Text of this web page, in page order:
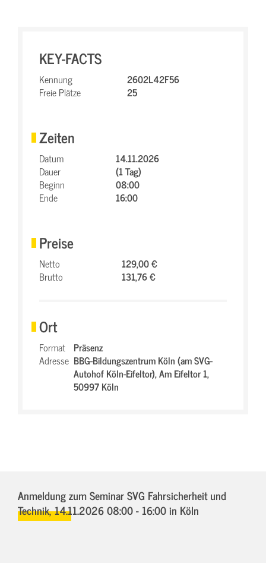
KEY-FACTS
Kennung
2602L42F56
Freie Plätze
25
Zeiten
Datum
14.11.2026
Dauer
(1 Tag)
Beginn
08:00
Ende
16:00
Preise
Netto
129,00 €
Brutto
131,76 €
Ort
Format Präsenz
Adresse BBG-Bildungszentrum Köln (am SVG-
Autohof Köln-Eifeltor),Am Eifeltor 1,
50997 Köln
Anmeldung zum Seminar SVG Fahrsicherheit und
Technik,14.11.2026 08:00 - 16:00in Köln